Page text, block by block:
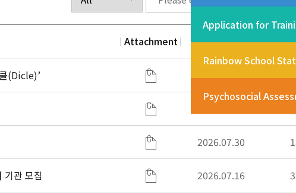
Application for
Rainbow School
Psychosocial
Attachment Date
(Dicle)’ 2026.08.04
2026.07.30
기관 모집 2026.07.16